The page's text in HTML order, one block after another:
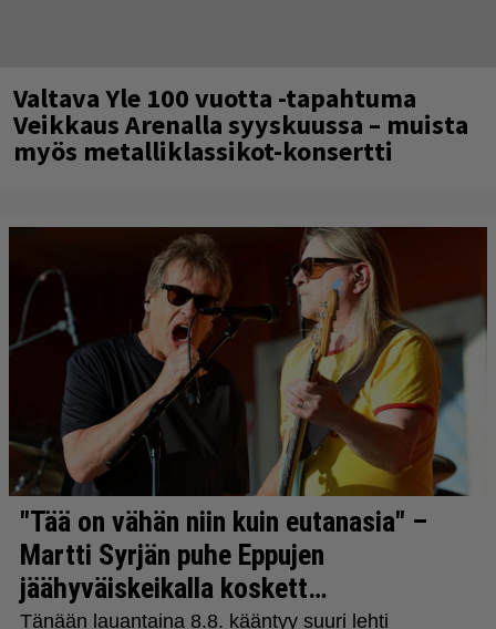
Valtava Yle 100 vuotta -tapahtuma
Veikkaus Arenalla syyskuussa – muista
myös metalliklassikot-konsertti